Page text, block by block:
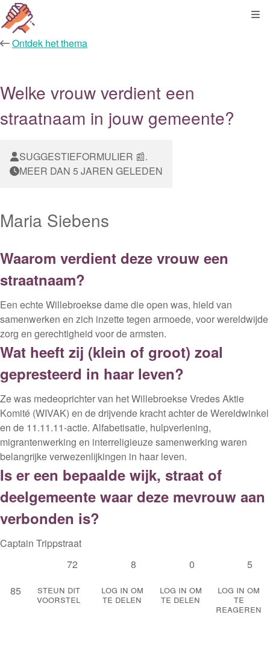
Ontdek het thema
Welke vrouw verdient een
straatnaam in jouw gemeente?
SUGGESTIEFORMULIER 📰.
MEER DAN 5 JAREN GELEDEN
Maria Siebens
Waarom verdient deze vrouw een
straatnaam?
Een echte Willebroekse dame die open was, hield van
samenwerken en zich inzette tegen armoede, voor wereldwijde
zorg en gerechtigheid voor de armsten.
Wat heeft zij (klein of groot) zoal
gepresteerd in haar leven?
Ze was medeoprichter van het Willebroekse Vredes Aktie
Komité (WIVAK) en de drijvende kracht achter de Wereldwinkel
en de 11.11.11-actie. Alfabetisatie, hulpverlening,
migrantenwerking en interreligieuze samenwerking waren
belangrijke verwezenlijkingen in haar leven.
Is er een bepaalde wijk, straat of
deelgemeente waar deze mevrouw aan
verbonden is?
Captain Trippstraat
85
72
Steun dit
voorstel
8
Log in om
te delen
0
Log in om
te delen
5
Log in om
te
reageren